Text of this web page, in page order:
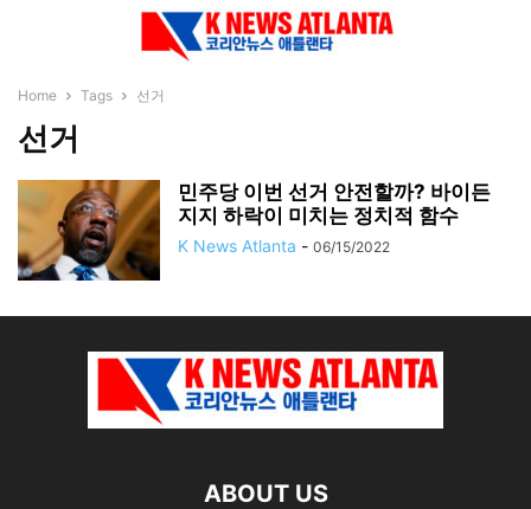
Home Tags 선거
선거
민주당 이번 선거 안전할까? 바이든
지지 하락이 미치는 정치적 함수
K News Atlanta - 06/15/2022
ABOUT US